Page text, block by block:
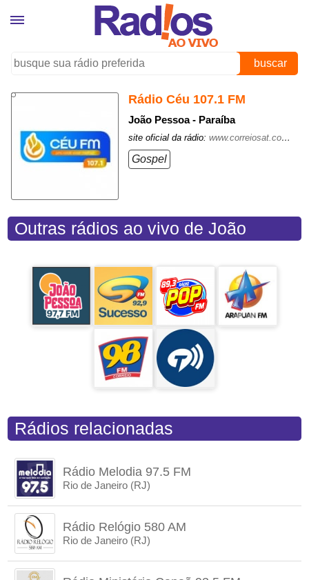
buscar
Rádio Céu 107.1 FM
João Pessoa - Paraíba
site oficial da rádio:www.correiosat.com.br/
Gospel
Outras rádios ao vivo de João
Rádios relacionadas
Rádio Melodia 97.5 FM
Rio de Janeiro (RJ)
Rádio Relógio 580 AM
Rio de Janeiro (RJ)